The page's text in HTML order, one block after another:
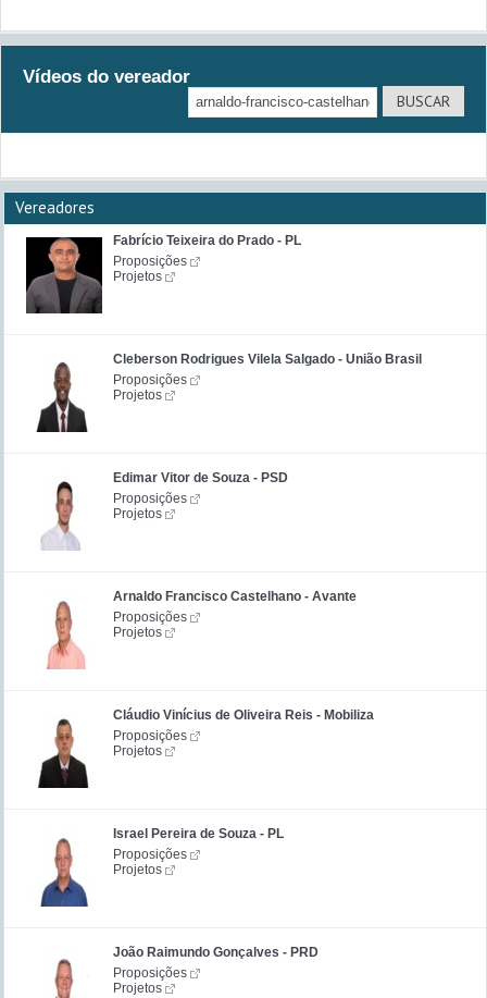
Vídeos do vereador
Vereadores
Fabrício Teixeira do Prado - PL
Proposições
Projetos
Cleberson Rodrigues Vilela Salgado - União Brasil
Proposições
Projetos
Edimar Vitor de Souza - PSD
Proposições
Projetos
Arnaldo Francisco Castelhano - Avante
Proposições
Projetos
Cláudio Vinícius de Oliveira Reis - Mobiliza
Proposições
Projetos
Israel Pereira de Souza - PL
Proposições
Projetos
João Raimundo Gonçalves - PRD
Proposições
Projetos